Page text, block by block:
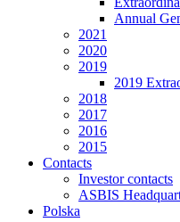
Annual
2021
2020
2019
2019
2018
2017
2016
2015
Contacts
Investor contacts
ASBIS
Polska